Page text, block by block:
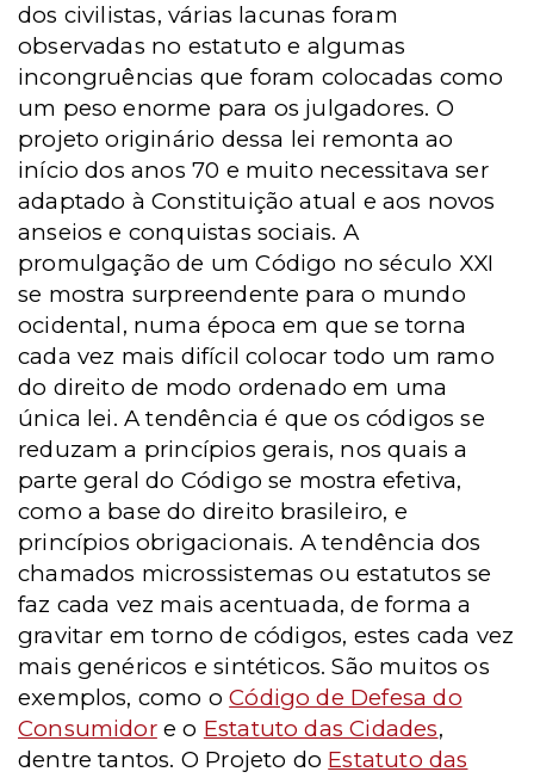
dos civilistas, várias lacunas foram
observadas no estatuto e algumas
incongruências que foram colocadas como
um peso enorme para os julgadores. O
projeto originário dessa lei remonta ao
início dos anos 70 e muito necessitava ser
adaptado à Constituição atual e aos novos
anseios e conquistas sociais. A
promulgação de um Código no século XXI
se mostra surpreendente para o mundo
ocidental, numa época em que se torna
cada vez mais difícil colocar todo um ramo
do direito de modo ordenado em uma
única lei. A tendência é que os códigos se
reduzam a princípios gerais, nos quais a
parte geral do Código se mostra efetiva,
como a base do direito brasileiro, e
princípios obrigacionais. A tendência dos
chamados microssistemas ou estatutos se
faz cada vez mais acentuada, de forma a
gravitar em torno de códigos, estes cada vez
mais genéricos e sintéticos. São muitos os
exemplos, como oCódigo de Defesa do
Consumidore o Estatuto das Cidades,
dentre tantos. O Projeto do Estatuto das